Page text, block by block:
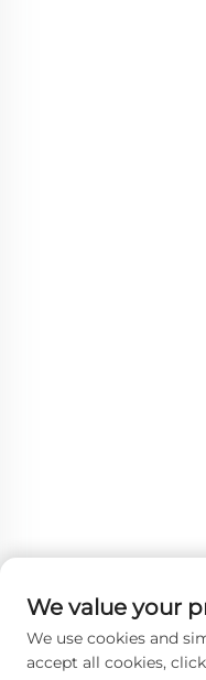
We value your
We use cookies and
accept all cookies,